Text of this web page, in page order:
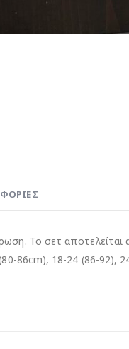
Το σετ
86cm), 18-24 (86-92),